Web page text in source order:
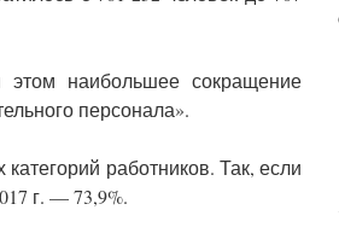
этом наибольшее сокращение
персонала».
работников. Так, если
г. — 73,9%.